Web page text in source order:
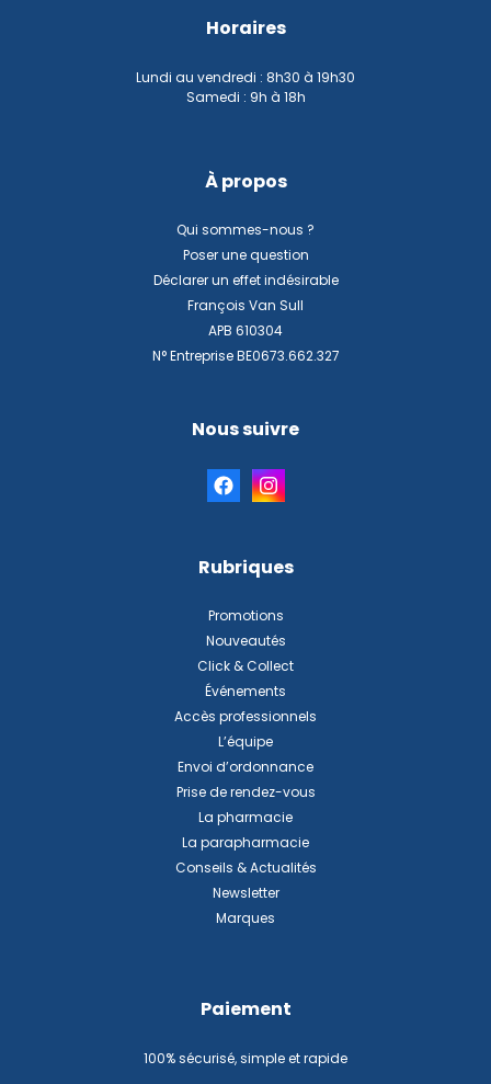
Horaires
Lundi au vendredi : 8h30 à 19h30
Samedi : 9h à 18h
À propos
Qui sommes-nous ?
Poser une question
Déclarer un effet indésirable
François Van Sull
APB 610304
N° Entreprise BE0673.662.327
Nous suivre
Rubriques
Promotions
Nouveautés
Click & Collect
Événements
Accès professionnels
L’équipe
Envoi d’ordonnance
Prise de rendez-vous
La pharmacie
La parapharmacie
Conseils & Actualités
Newsletter
Marques
Paiement
100% sécurisé, simple et rapide